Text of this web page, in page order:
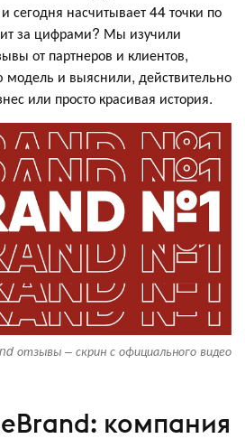
сегодня насчитывает 44 точки по
за цифрами? Мы изучили
от партнеров и клиентов,
и выяснили, действительно
или просто красивая история.
отзывы – скрин с официального видео
компания